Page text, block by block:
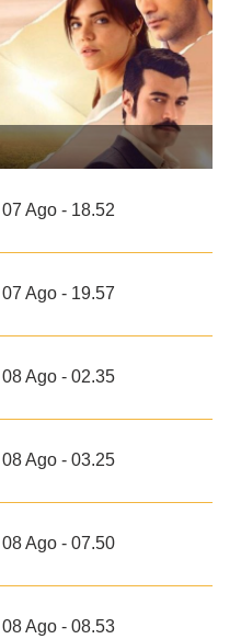
07 Ago - 18.52
07 Ago - 19.57
08 Ago - 02.35
08 Ago - 03.25
08 Ago - 07.50
08 Ago - 08.53